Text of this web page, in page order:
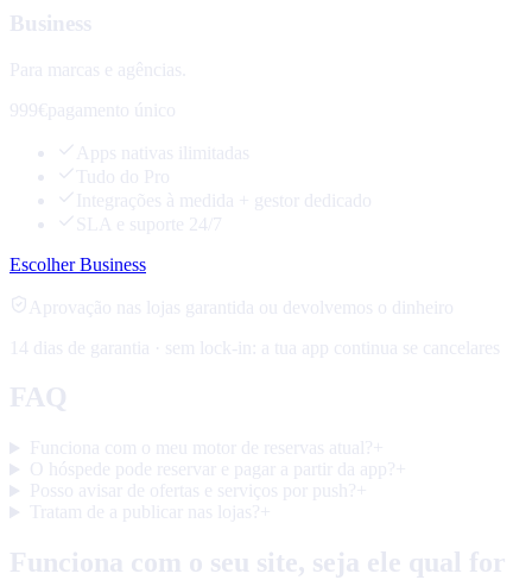
Business
Para marcas e agências.
999€
pagamento único
Apps nativas ilimitadas
Tudo do Pro
Integrações à medida + gestor dedicado
SLA e suporte 24/7
Escolher Business
Aprovação nas lojas garantida ou devolvemos o dinheiro
14 dias de garantia · sem lock-in: a tua app continua se cancelares
FAQ
Funciona com o meu motor de reservas atual? +
O hóspede pode reservar e pagar a partir da app? +
Posso avisar de ofertas e serviços por push? +
Tratam de a publicar nas lojas? +
Funciona com o seu site, seja ele qual for